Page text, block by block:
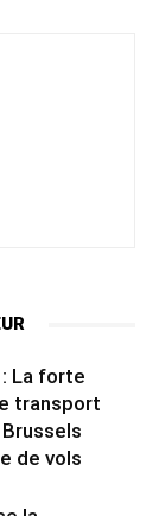
: La forte
transport
de vols